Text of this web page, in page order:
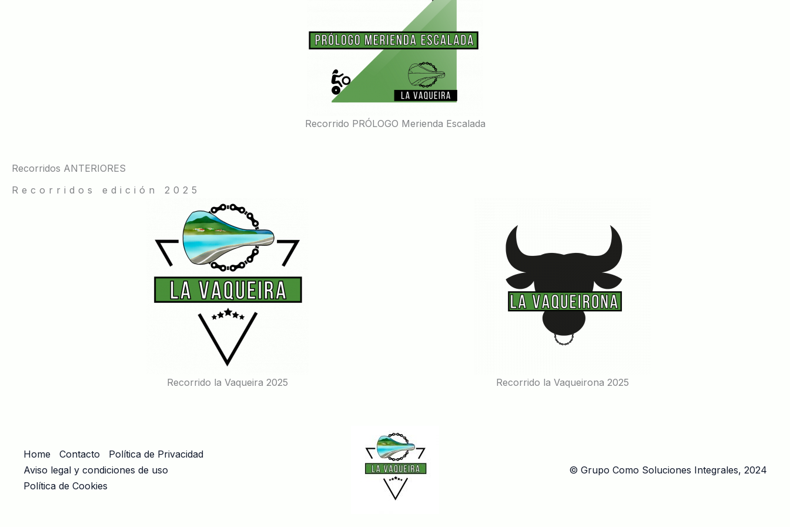
Recorrido PRÓLOGO Merienda Escalada
Recorridos ANTERIORES
Recorridos edición 2025
Recorrido la Vaqueira 2025 Recorrido la Vaqueirona 2025
Home Contacto
Política de Privacidad
Aviso legal y condiciones de uso
Política de Cookies
© Grupo Como Soluciones Integrales, 2024